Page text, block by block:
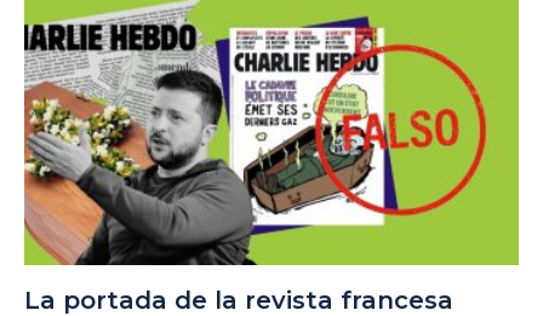
La portada de la revista francesa